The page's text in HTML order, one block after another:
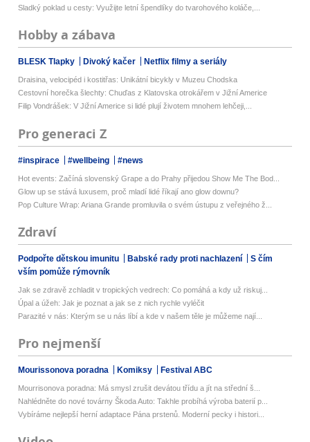
Sladký poklad u cesty: Využijte letní špendlíky do tvarohového koláče,...
Hobby a zábava
BLESK Tlapky Divoký kačer Netflix filmy a seriály
Draisina, velocipéd i kostitřas: Unikátní bicykly v Muzeu Chodska
Cestovní horečka šlechty: Chuďas z Klatovska otrokářem v Jižní Americe
Filip Vondrášek: V Jižní Americe si lidé plují životem mnohem lehčeji,...
Pro generaci Z
#inspirace #wellbeing #news
Hot events: Začíná slovenský Grape a do Prahy přijedou Show Me The Bod...
Glow up se stává luxusem, proč mladí lidé říkají ano glow downu?
Pop Culture Wrap: Ariana Grande promluvila o svém ústupu z veřejného ž...
Zdraví
Podpořte dětskou imunitu Babské rady proti nachlazení
S čím
vším pomůže rýmovník
Jak se zdravě zchladit v tropických vedrech: Co pomáhá a kdy už riskuj...
Úpal a úžeh: Jak je poznat a jak se z nich rychle vyléčit
Parazité v nás: Kterým se u nás líbí a kde v našem těle je můžeme nají...
Pro nejmenší
Mourissonova poradna Komiksy Festival ABC
Mourrisonova poradna: Má smysl zrušit devátou třídu a jít na střední š...
Nahlédněte do nové továrny Škoda Auto: Takhle probíhá výroba baterií p...
Vybíráme nejlepší herní adaptace Pána prstenů. Moderní pecky i histori...